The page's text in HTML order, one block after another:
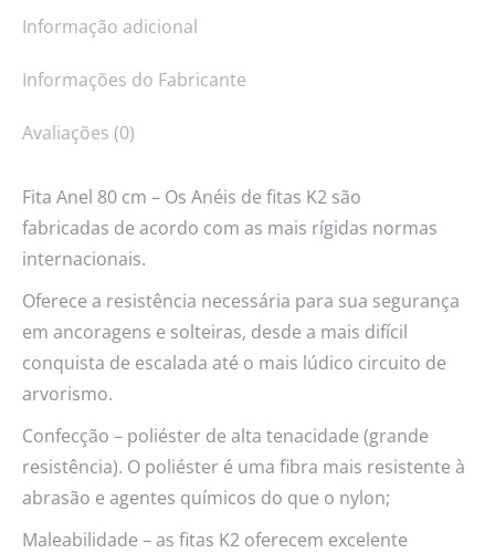
Informação adicional
Informações do Fabricante
Avaliações (0)
Fita Anel 80 cm – Os Anéis de fitas K2 são
fabricadas de acordo com as mais rígidas normas
internacionais.
Oferece a resistência necessária para sua segurança
em ancoragens e solteiras, desde a mais difícil
conquista de escalada até o mais lúdico circuito de
arvorismo.
Confecção – poliéster de alta tenacidade (grande
resistência). O poliéster é uma fibra mais resistente à
abrasão e agentes químicos do que o nylon;
Maleabilidade – as fitas K2 oferecem excelente